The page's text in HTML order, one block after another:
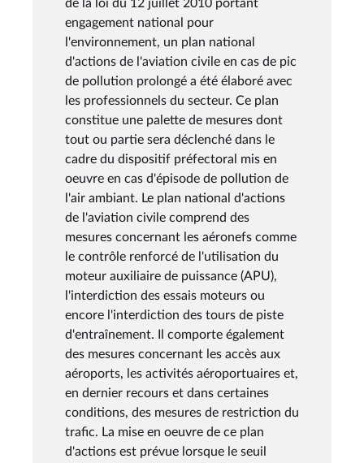
de la loi du 12 juillet 2010 portant
engagement national pour
l'environnement, un plan national
d'actions de l'aviation civile en cas de pic
de pollution prolongé a été élaboré avec
les professionnels du secteur. Ce plan
constitue une palette de mesures dont
tout ou partie sera déclenché dans le
cadre du dispositif préfectoral mis en
oeuvre en cas d'épisode de pollution de
l'air ambiant. Le plan national d'actions
de l'aviation civile comprend des
mesures concernant les aéronefs comme
le contrôle renforcé de l'utilisation du
moteur auxiliaire de puissance (APU),
l'interdiction des essais moteurs ou
encore l'interdiction des tours de piste
d'entraînement. Il comporte également
des mesures concernant les accès aux
aéroports, les activités aéroportuaires et,
en dernier recours et dans certaines
conditions, des mesures de restriction du
trafic. La mise en oeuvre de ce plan
d'actions est prévue lorsque le seuil